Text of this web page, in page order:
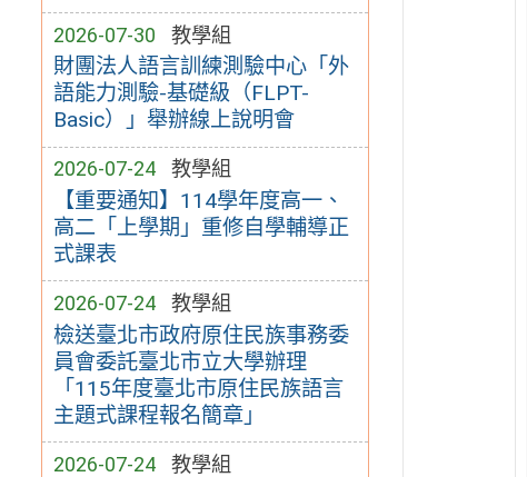
2026-07-30 教學組
財團法人語言訓練測驗中心「外
語能力測驗-基礎級（FLPT-
Basic）」舉辦線上說明會
2026-07-24 教學組
【重要通知】114學年度高一、
高二「上學期」重修自學輔導正
式課表
2026-07-24 教學組
檢送臺北市政府原住民族事務委
員會委託臺北市立大學辦理
「115年度臺北市原住民族語言
主題式課程報名簡章」
2026-07-24 教學組